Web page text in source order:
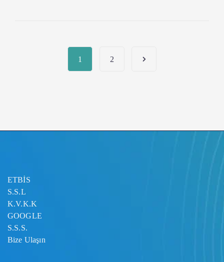
1 2
ETBİS
S.S.L
K.V.K.K
GOOGLE
S.S.S.
Bize Ulaşın